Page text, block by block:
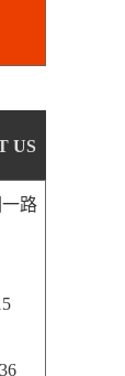
US
路